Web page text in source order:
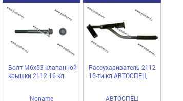
Болт М6х53 клапанной
крышки 2112 16 кл
Noname
Рассухариватель 2112
16-ти кл АВТОСПЕЦ
АВТОСПЕЦ